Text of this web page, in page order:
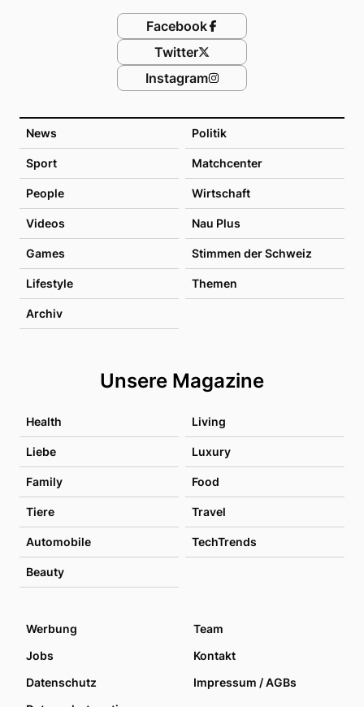
News Politik
Sport Matchcenter
People Wirtschaft
Videos Nau Plus
Games Stimmen der Schweiz
Lifestyle Themen
Archiv
Unsere Magazine
Health Living
Liebe Luxury
Family Food
Tiere Travel
Automobile TechTrends
Beauty
Facebook
Twitter
Instagram
Werbung
Team
Jobs
Kontakt
Datenschutz
Impressum / AGBs